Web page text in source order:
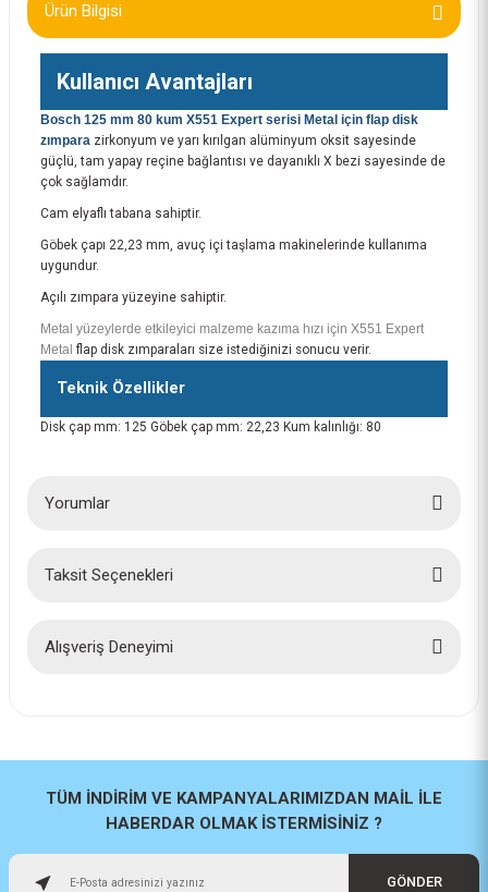
Ürün Bilgisi
Kullanıcı Avantajları
Bosch 125 mm 80 kum X551 Expert serisi Metal için flap disk
zımpara zirkonyum ve yarı kırılgan alüminyum oksit sayesinde
güçlü, tam yapay reçine bağlantısı ve dayanıklı X bezi sayesinde de
çok sağlamdır.
Cam elyaflı tabana sahiptir.
Göbek çapı 22,23 mm, avuç içi taşlama makinelerinde kullanıma
uygundur.
Açılı zımpara yüzeyine sahiptir.
Metal yüzeylerde etkileyici malzeme kazıma hızı için X551 Expert
Metal flap disk zımparaları size istediğinizi sonucu verir.
Teknik Özellikler
Disk çap mm: 125 Göbek çap mm: 22,23 Kum kalınlığı: 80
Yorumlar
Taksit Seçenekleri
Alışveriş Deneyimi
orijinal
TÜM İNDİRİM VE KAMPANYALARIMIZDAN MAİL İLE
HABERDAR OLMAK İSTERMİSİNİZ ?
GÖNDER